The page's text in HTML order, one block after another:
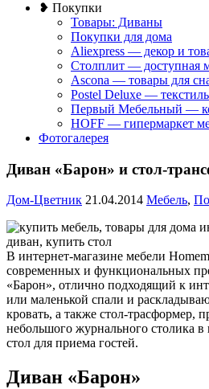
❥ Покупки
Товары: Диваны
Покупки для дома
Aliexpress — декор и
Столплит — доступная
Ascona — товары для
Postel Deluxe — текстиль
Первый Мебельный —
HOFF — гипермаркет
Фотогалерея
Диван «Барон» и стол-
Дом-Цветник 21.04.2014 Мебель,
В интернет-магазине мебели
современных и функциональных
«Барон», отлично подходящий к
или маленькой спали и
кровать, а также стол-трасформер,
небольшого журнального столика
стол для приема гостей.
Диван «Барон»